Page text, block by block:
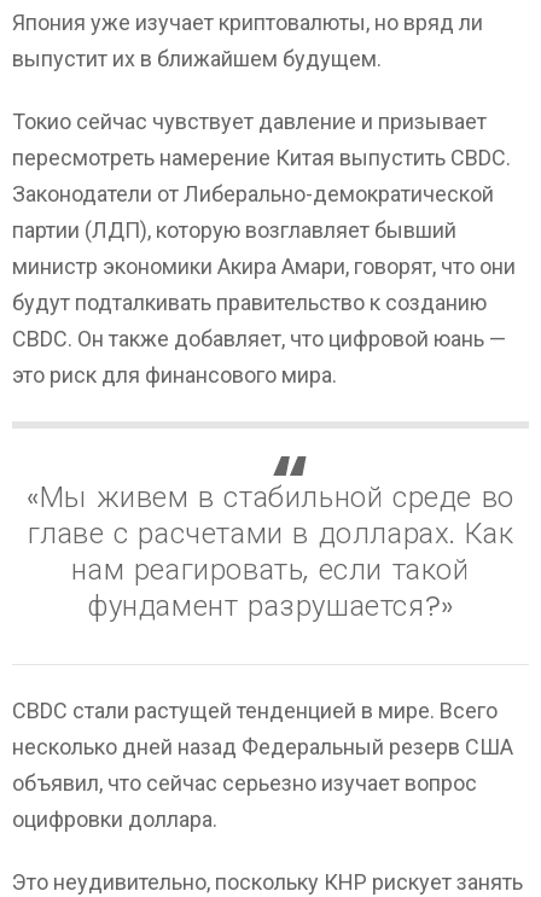
Япония уже изучает криптовалюты, но вряд ли
выпустит их в ближайшем будущем.
Токио сейчас чувствует давление и призывает
пересмотреть намерение Китая выпустить CBDC.
Законодатели от Либерально-демократической
партии (ЛДП), которую возглавляет бывший
министр экономики Акира Амари, говорят, что они
будут подталкивать правительство к созданию
CBDC. Он также добавляет, что цифровой юань —
это риск для финансового мира.
«Мы живем в стабильной среде во
главе с расчетами в долларах. Как
нам реагировать, если такой
фундамент разрушается?»
CBDC стали растущей тенденцией в мире. Всего
несколько дней назад Федеральный резерв США
объявил, что сейчас серьезно изучает вопрос
оцифровки доллара.
Это неудивительно, поскольку КНР рискует занять